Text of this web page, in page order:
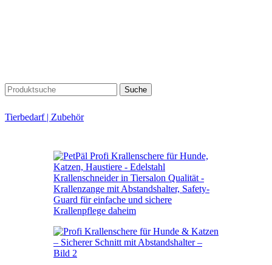
Suche
Tierbedarf | Zubehör